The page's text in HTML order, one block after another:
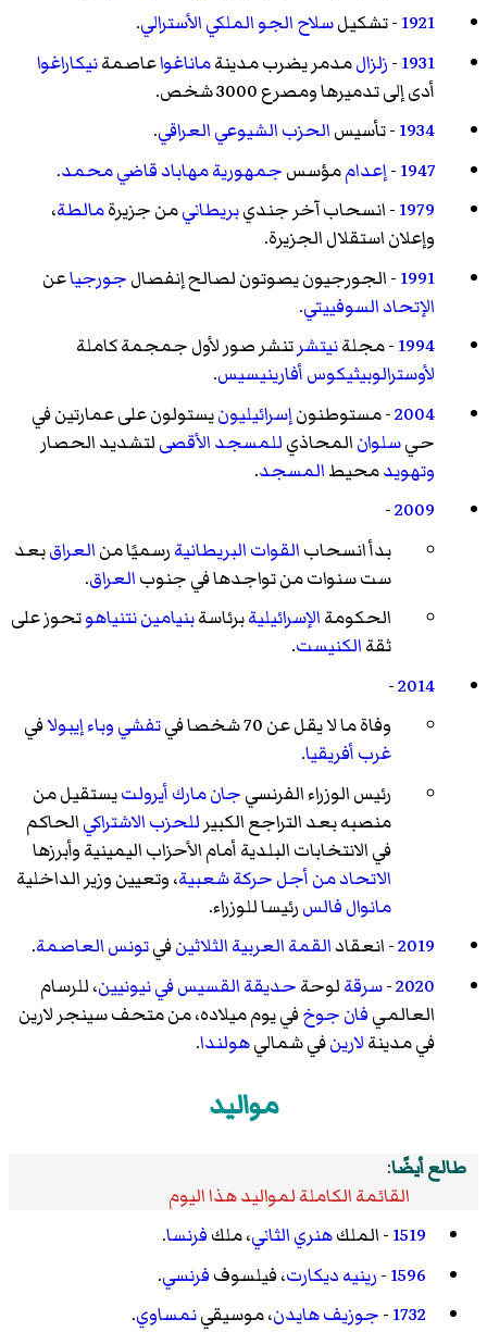
1921- تشكيلسلاح الجو الملكي الأسترالي.
1931
-زلزالمدمر يضرب مدينةماناغواعاصمةنيكاراغوا
أدى إلى تدميرها ومصرع 3000 شخص.
1934- تأسيسالحزب الشيوعي العراقي.
1947
-إعداممؤسسجمهورية مهابادقاضي محمد.
1979- انسحاب آخر جنديبريطانيمن جزيرةمالطة،
وإعلان استقلال الجزيرة.
1991- الجورجيون يصوتون لصالح إنفصالجورجياعن
الإتحاد السوفييتي.
1994- مجلةنيتشرتنشر صور لأول جمجمة كاملة
لأوسترالوبيثيكوس أفارينيسيس.
2004- مستوطنونإسرائيليونيستولون على عمارتين في
حيسلوانالمحاذيللمسجد الأقصىلتشديد الحصار
وتهويدمحيطالمسجد.
2009
-
بدأ انسحابالقوات البريطانيةرسميًا منالعراقبعد
ست سنوات من تواجدها في جنوبالعراق.
الحكومةالإسرائيليةبرئاسةبنيامين نتنياهوتحوز على
ثقةالكنيست.
2014
-
وفاة ما لا يقل عن 70 شخصا في
تفشي وباء إيبولافي
غرب أفريقيا.
رئيس الوزراء الفرنسيجان مارك أيرولتيستقيل من
منصبه بعد التراجع الكبير للحزب الاشتراكيالحاكم
في الانتخابات البلدية أمام الأحزاب اليمينية وأبرزها
الاتحاد من أجل حركة شعبية، وتعيين وزير الداخلية
مانوال فالسرئيسا للوزراء.
2019- انعقادالقمة العربية الثلاثينفيتونس العاصمة.
2020
-سرقةلوحةحديقة القسيس في نيونيين، للرسام
العالميفان جوخفي يوم ميلاده، من متحف سينجر لارين
في مدينةلارينفي شماليهولندا.
مواليد
طالع أيضًا:
القائمة الكاملة لمواليد هذا اليوم
1519- الملكهنري الثاني، ملكفرنسا.
1596
-رينيه ديكارت، فيلسوففرنسي.
1732
-جوزيف هايدن، موسيقينمساوي.